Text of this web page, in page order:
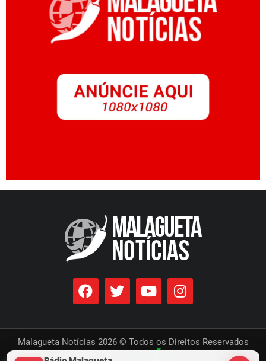
Malagueta Notícias 2026 © Todos os Direitos Reservados